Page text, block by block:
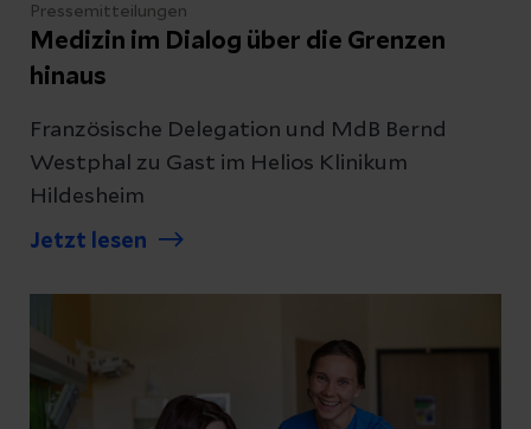
Pressemitteilungen
Medizin im Dialog über die Grenzen
hinaus
Französische Delegation und MdB Bernd
Westphal zu Gast im Helios Klinikum
Hildesheim
Jetzt lesen